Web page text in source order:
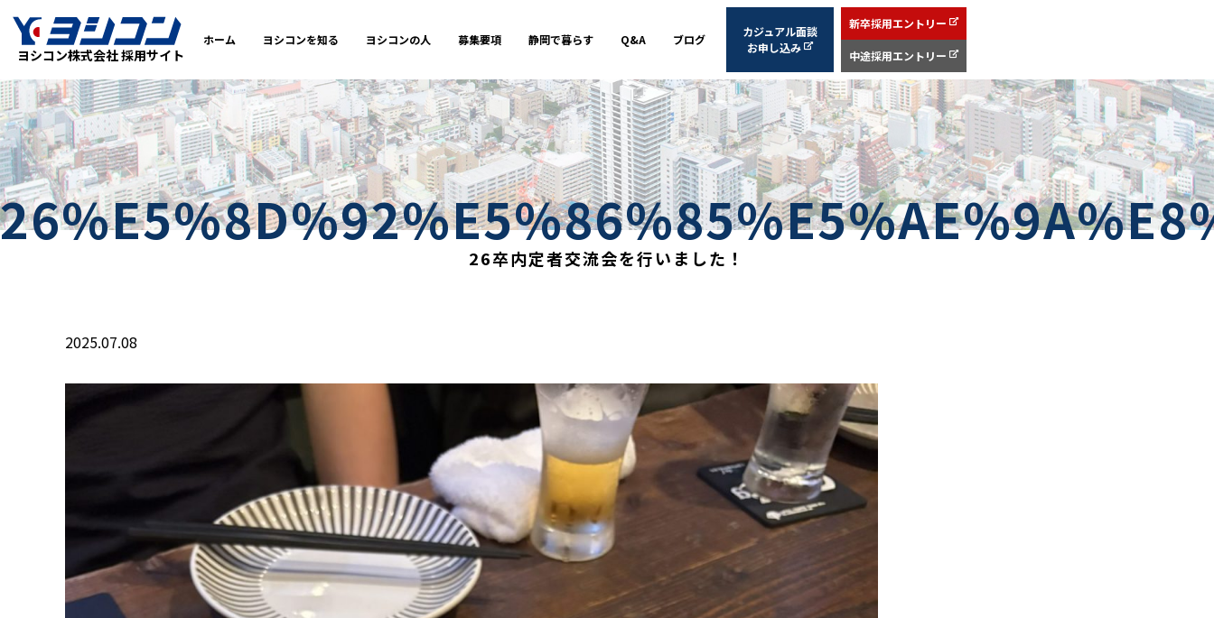
ヨシコン株式会社 採用サイト
ホーム ヨシコンを知る ヨシコンの人 募集要項 静岡で暮らす Q&A ブログ
カジュアル面談
お申し込み
新卒採用エントリー
中途採用エントリー
26卒内定者交流会を行いました！
2025.07.08